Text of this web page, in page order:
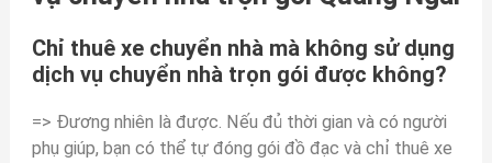
Chỉ thuê xe chuyển nhà mà không sử dụng
dịch vụ chuyển nhà trọn gói được không?
=> Đương nhiên là được. Nếu đủ thời gian và có người
phụ giúp, bạn có thể tự đóng gói đồ đạc và chỉ thuê xe